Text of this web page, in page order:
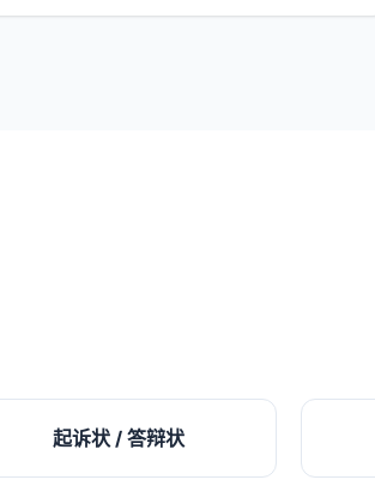
起诉状 / 答辩状